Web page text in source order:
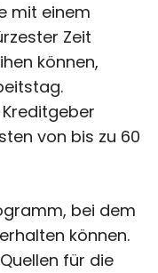
mit einem
Zeit
können,
von bis zu 60
bei dem
können.
für die